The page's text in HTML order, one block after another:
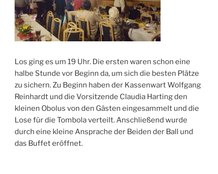
Los ging es um 19 Uhr. Die ersten waren schon eine
halbe Stunde vor Beginn da, um sich die besten Plätze
zu sichern. Zu Beginn haben der Kassenwart Wolfgang
Reinhardt und die Vorsitzende Claudia Harting den
kleinen Obolus von den Gästen eingesammelt und die
Lose für die Tombola verteilt. Anschließend wurde
durch eine kleine Ansprache der Beiden der Ball und
das Buffet eröffnet.